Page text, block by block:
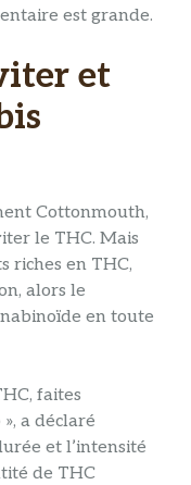
est grande.
et
Cottonmouth,
le THC. Mais
riches en THC,
alors le
en toute
faites
a déclaré
et l’intensité
de THC